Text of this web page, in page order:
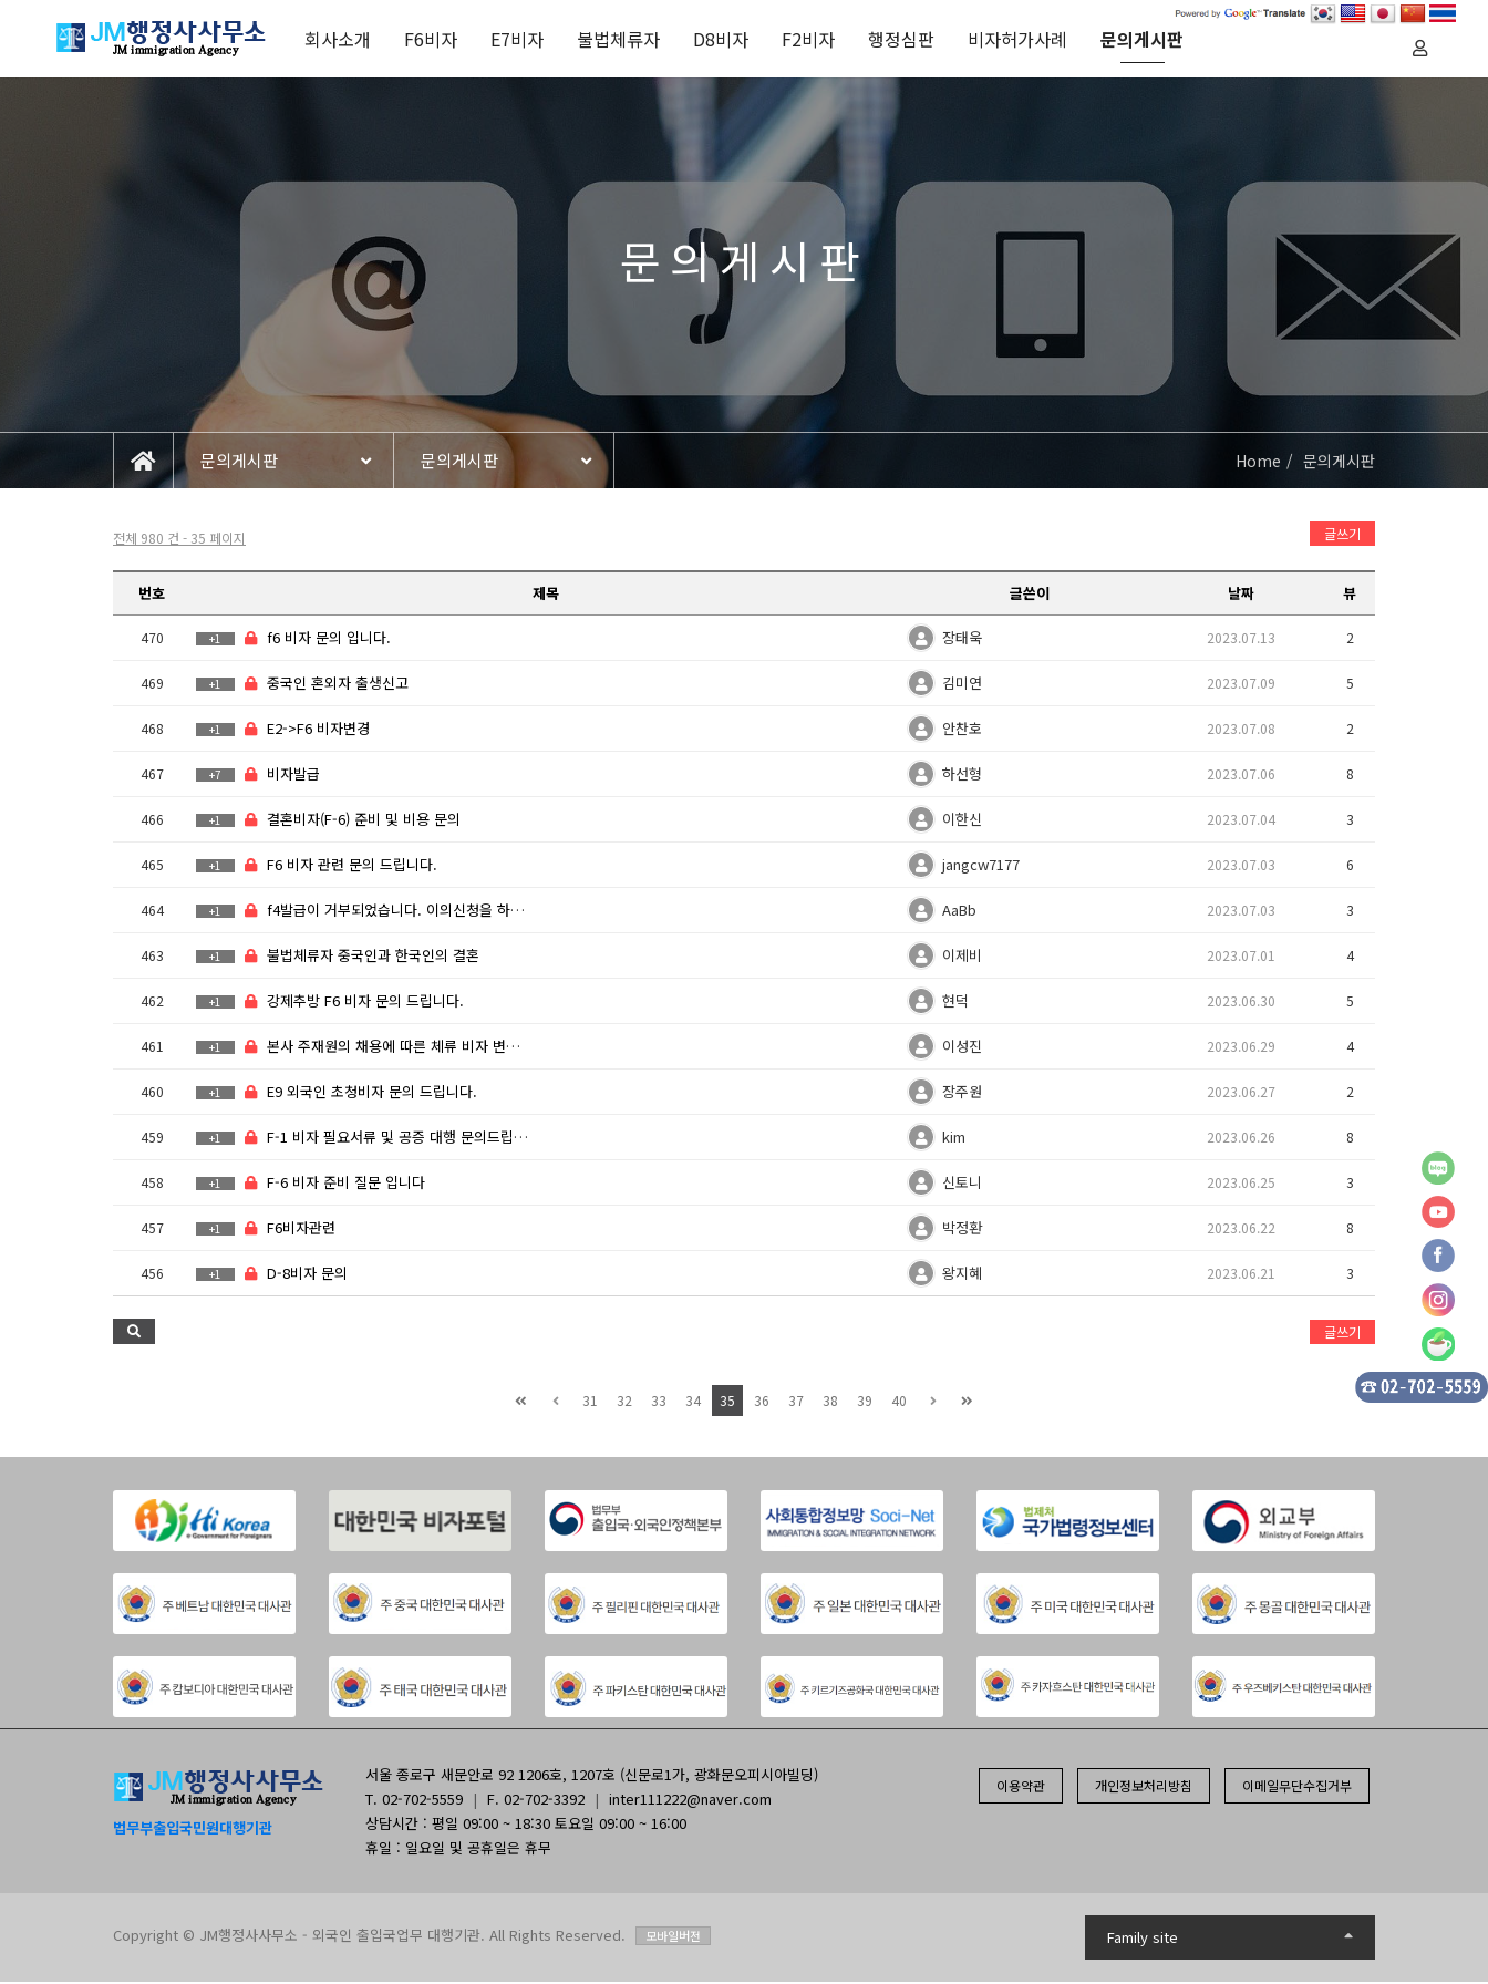
회사소개 F6비자 E7비자 불법체류자 D8비자 F2비자 행정심판 비자허가사례 문의게시판
문의게시판
문의게시판 문의게시판 Home 문의게시판
전체 980 건 - 35 페이지 글쓰기
번호 제목 글쓴이 날짜 뷰
470 +1 f6 비자 문의 입니다. 장태욱 2023.07.13 2
469 +1 중국인 혼외자 출생신고 김미연 2023.07.09 5
468 +1 E2->F6 비자변경 안찬호 2023.07.08 2
467 +7 비자발급 하선형 2023.07.06 8
466 +1 결혼비자(F-6) 준비 및 비용 문의 이한신 2023.07.04 3
465 +1 F6 비자 관련 문의 드립니다. jangcw7177 2023.07.03 6
464 +1 f4발급이 거부되었습니다. 이의신청을 하고 싶어요. AaBb 2023.07.03 3
463 +1 불법체류자 중국인과 한국인의 결혼 이제비 2023.07.01 4
462 +1 강제추방 F6 비자 문의 드립니다. 현덕 2023.06.30 5
461 +1 본사 주재원의 채용에 따른 체류 비자 변경 의 건 이성진 2023.06.29 4
460 +1 E9 외국인 초청비자 문의 드립니다. 장주원 2023.06.27 2
459 +1 F-1 비자 필요서류 및 공증 대행 문의드립니다. kim 2023.06.26 8
458 +1 F-6 비자 준비 질문 입니다 신토니 2023.06.25 3
457 +1 F6비자관련 박정환 2023.06.22 8
456 +1 D-8비자 문의 왕지혜 2023.06.21 3
글쓰기
31 32 33 34 35 36 37 38 39 40
법무부출입국민원대행기관
서울 종로구 새문안로 92 1206호, 1207호 (신문로1가, 광화문오피시아빌딩)
T. 02-702-5559 | F. 02-702-3392 | inter111222@naver.com
상담시간 : 평일 09:00 ~ 18:30 토요일 09:00 ~ 16:00
휴일 : 일요일 및 공휴일은 휴무
이용약관 개인정보처리방침 이메일무단수집거부
Copyright © JM행정사사무소 - 외국인 출입국업무 대행기관. All Rights Reserved. 모바일버전 Family site